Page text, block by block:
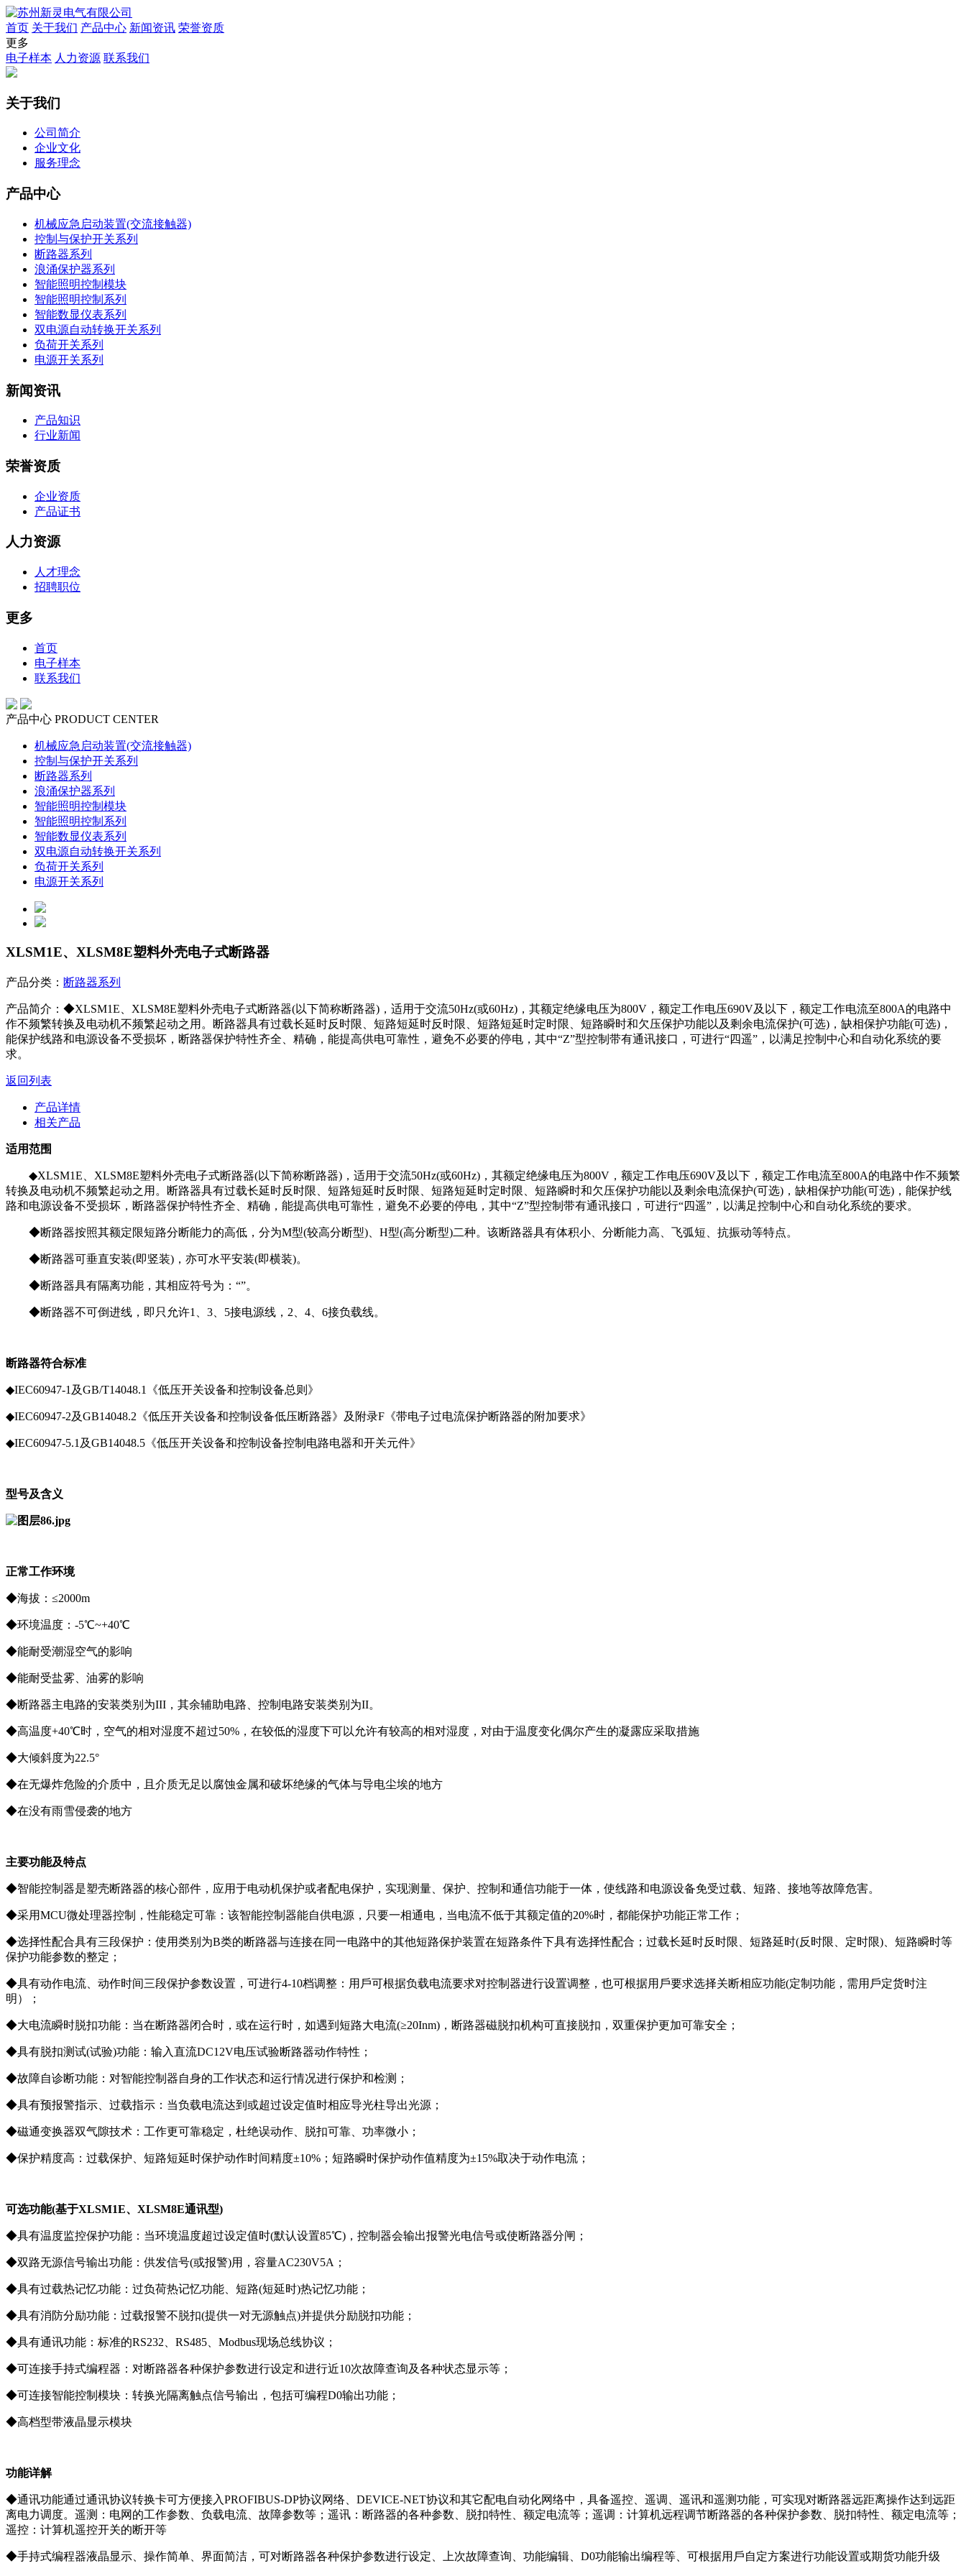
首页 关于我们 产品中心 新闻资讯 荣誉资质
更多
电子样本 人力资源 联系我们
关于我们
公司简介
企业文化
服务理念
产品中心
机械应急启动装置(交流接触器)
控制与保护开关系列
断路器系列
浪涌保护器系列
智能照明控制模块
智能照明控制系列
智能数显仪表系列
双电源自动转换开关系列
负荷开关系列
电源开关系列
新闻资讯
产品知识
行业新闻
荣誉资质
企业资质
产品证书
人力资源
人才理念
招聘职位
更多
首页
电子样本
联系我们
产品中心 PRODUCT CENTER
机械应急启动装置(交流接触器)
控制与保护开关系列
断路器系列
浪涌保护器系列
智能照明控制模块
智能照明控制系列
智能数显仪表系列
双电源自动转换开关系列
负荷开关系列
电源开关系列
XLSM1E、XLSM8E塑料外壳电⼦式断路器
产品分类： 断路器系列
产品简介： ◆XLSM1E、XLSM8E塑料外壳电⼦式断路器(以下简称断路器)，适用于交流50Hz(或60Hz)，其额定绝缘电压为800V，额定工作电压690V及以下，额定工作电流⾄800A的电路中
作不频繁转换及电动机不频繁起动之用。断路器具有过载⻓延时反时限、短路短延时反时限、短路短延时定时限、短路瞬时和⽋压保护功能以及剩余电流保护(可选)，缺相保护功能(可选)，
能保护线路和电源设备不受损坏，断路器保护特性⻬全、精确，能提⾼供电可靠性，避免不必要的停电，其中“Z”型控制带有通讯接⼝，可进⾏“四遥”，以满⾜控制中⼼和⾃动化系统的要
求。
返回列表
产品详情
相关产品
适用范围
◆XLSM1E、XLSM8E塑料外壳电⼦式断路器(以下简称断路器)，适用于交流50Hz(或60Hz)，其额定绝缘电压为800V，额定工作电压690V及以下，额定工作电流⾄800A的电路中作不频繁
转换及电动机不频繁起动之用。断路器具有过载⻓延时反时限、短路短延时反时限、短路短延时定时限、短路瞬时和⽋压保护功能以及剩余电流保护(可选)，缺相保护功能(可选)，能保护线
路和电源设备不受损坏，断路器保护特性⻬全、精确，能提⾼供电可靠性，避免不必要的停电，其中“Z”型控制带有通讯接⼝，可进⾏“四遥”，以满⾜控制中心和⾃动化系统的要求。
◆断路器按照其额定限短路分断能⼒的⾼低，分为M型(较⾼分断型)、H型(⾼分断型)⼆种。该断路器具有体积⼩、分断能⼒⾼、⻜弧短、抗振动等特点。
◆断路器可垂直安装(即竖装)，亦可⽔平安装(即横装)。
◆断路器具有隔离功能，其相应符号为：“”。
◆断路器不可倒进线，即只允许1、3、5接电源线，2、4、6接负载线。
断路器符合标准
◆IEC60947-1及GB/T14048.1《低压开关设备和控制设备总则》
◆IEC60947-2及GB14048.2《低压开关设备和控制设备低压断路器》及附录F《带电⼦过电流保护断路器的附加要求》
◆IEC60947-5.1及GB14048.5《低压开关设备和控制设备控制电路电器和开关元件》
型号及含义
正常工作环境
◆海拔：≤2000m
◆环境温度：-5℃~+40℃
◆能耐受潮湿空⽓的影响
◆能耐受盐雾、油雾的影响
◆断路器主电路的安装类别为III，其余辅助电路、控制电路安装类别为II。
◆⾼温度+40℃时，空⽓的相对湿度不超过50%，在较低的湿度下可以允许有较⾼的相对湿度，对由于温度变化偶尔产⽣的凝露应采取措施
◆⼤倾斜度为22.5°
◆在⽆爆炸危险的介质中，且介质⽆⾜以腐蚀⾦属和破坏绝缘的⽓体与导电尘埃的地⽅
◆在没有⾬雪侵袭的地⽅
主要功能及特点
◆智能控制器是塑壳断路器的核心部件，应用于电动机保护或者配电保护，实现测量、保护、控制和通信功能于⼀体，使线路和电源设备免受过载、短路、接地等故障危害。
◆采用MCU微处理器控制，性能稳定可靠：该智能控制器能⾃供电源，只要⼀相通电，当电流不低于其额定值的20%时，都能保护功能正常工作；
◆选择性配合具有三段保护：使用类别为B类的断路器与连接在同⼀电路中的其他短路保护装置在短路条件下具有选择性配合；过载⻓延时反时限、短路延时(反时限、定时限)、短路瞬时等
保护功能参数的整定；
◆具有动作电流、动作时间三段保护参数设置，可进⾏4-10档调整：用⼾可根据负载电流要求对控制器进⾏设置调整，也可根据用⼾要求选择关断相应功能(定制功能，需用⼾定货时注
明）；
◆⼤电流瞬时脱扣功能：当在断路器闭合时，或在运⾏时，如遇到短路⼤电流(≥20Inm)，断路器磁脱扣机构可直接脱扣，双重保护更加可靠安全；
◆具有脱扣测试(试验)功能：输⼊直流DC12V电压试验断路器动作特性；
◆故障⾃诊断功能：对智能控制器⾃⾝的工作状态和运⾏情况进⾏保护和检测；
◆具有预报警指⽰、过载指⽰：当负载电流达到或超过设定值时相应导光柱导出光源；
◆磁通变换器双⽓隙技术：工作更可靠稳定，杜绝误动作、脱扣可靠、功率微⼩；
◆保护精度⾼：过载保护、短路短延时保护动作时间精度±10%；短路瞬时保护动作值精度为±15%取决于动作电流；
可选功能(基于XLSM1E、XLSM8E通讯型)
◆具有温度监控保护功能：当环境温度超过设定值时(默认设置85℃)，控制器会输出报警光电信号或使断路器分闸；
◆双路⽆源信号输出功能：供发信号(或报警)用，容量AC230V5A；
◆具有过载热记忆功能：过负荷热记忆功能、短路(短延时)热记忆功能；
◆具有消防分励功能：过载报警不脱扣(提供⼀对⽆源触点)并提供分励脱扣功能；
◆具有通讯功能：标准的RS232、RS485、Modbus现场总线协议；
◆可连接⼿持式编程器：对断路器各种保护参数进⾏设定和进⾏近10次故障查询及各种状态显⽰等；
◆可连接智能控制模块：转换光隔离触点信号输出，包括可编程D0输出功能；
◆⾼档型带液晶显⽰模块
功能详解
◆通讯功能通过通讯协议转换卡可⽅便接⼊PROFIBUS-DP协议⽹络、DEVICE-NET协议和其它配电⾃动化⽹络中，具备遥控、遥调、遥讯和遥测功能，可实现对断路器远距离操作达到远距
离电⼒调度。遥测：电⽹的工作参数、负载电流、故障参数等；遥讯：断路器的各种参数、脱扣特性、额定电流等；遥调：计算机远程调节断路器的各种保护参数、脱扣特性、额定电流等；
遥控：计算机遥控开关的断开等
◆⼿持式编程器液晶显⽰、操作简单、界⾯简洁，可对断路器各种保护参数进⾏设定、上次故障查询、功能编辑、D0功能输出编程等、可根据用⼾⾃定⽅案进⾏功能设置或期货功能升级